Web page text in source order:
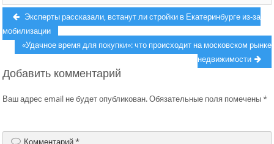
Навигация
по
записям
Previous
post:
Эксперты рассказали, встанут ли стройки в Екатеринбурге из-за
мобилизации
Next
«Удачное время для покупки»: что происходит на московском рынке
недвижимости
Добавить комментарий
Ваш адрес email не будет опубликован.Обязательные поля помечены*
Комментарий*